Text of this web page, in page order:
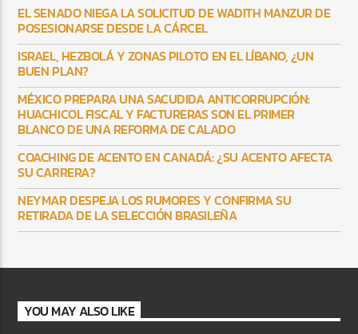
EL SENADO NIEGA LA SOLICITUD DE WADITH MANZUR DE
POSESIONARSE DESDE LA CÁRCEL
ISRAEL, HEZBOLÁ Y ZONAS PILOTO EN EL LÍBANO, ¿UN
BUEN PLAN?
MÉXICO PREPARA UNA SACUDIDA ANTICORRUPCIÓN:
HUACHICOL FISCAL Y FACTURERAS SON EL PRIMER
BLANCO DE UNA REFORMA DE CALADO
COACHING DE ACENTO EN CANADÁ: ¿SU ACENTO AFECTA
SU CARRERA?
NEYMAR DESPEJA LOS RUMORES Y CONFIRMA SU
RETIRADA DE LA SELECCIÓN BRASILEÑA
YOU MAY ALSO LIKE